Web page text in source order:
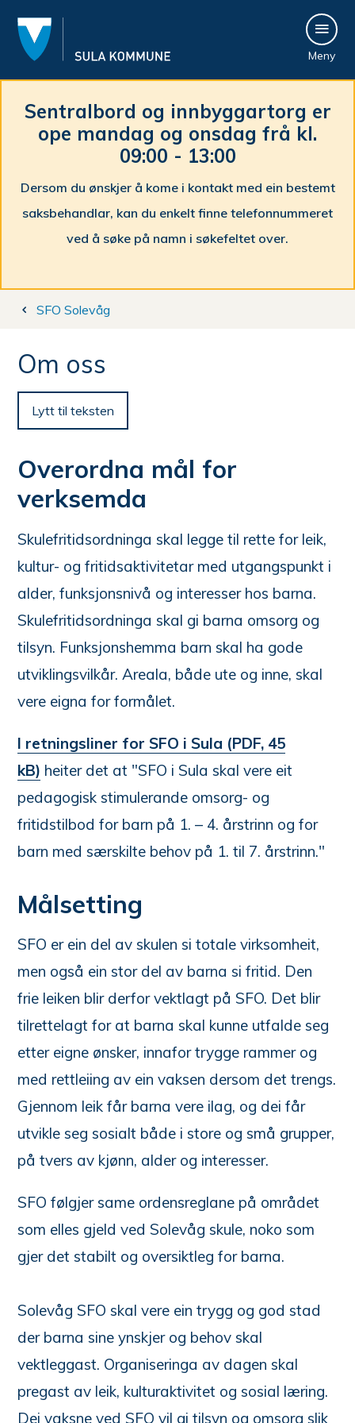
u
l
a
k
o
m
m
Meny
Sentralbord og innbyggartorg er
ope mandag og onsdag frå kl.
09:00 - 13:00
Dersom du ønskjer å kome i kontakt med ein bestemt
saksbehandlar, kan du enkelt finne telefonnummeret
ved å søke på namn i søkefeltet over.
Du
SFO Solevåg
Om oss
Lytt til teksten
Overordna mål for
verksemda
Skulefritidsordninga skal legge til rette for leik,
kultur- og fritidsaktivitetar med utgangspunkt i
alder, funksjonsnivå og interesser hos barna.
Skulefritidsordninga skal gi barna omsorg og
tilsyn. Funksjonshemma barn skal ha gode
utviklingsvilkår. Areala, både ute og inne, skal
vere eigna for formålet.
I retningsliner for SFO i Sula (PDF, 45
kB) heiter det at "SFO i Sula skal vere eit
pedagogisk stimulerande omsorg- og
fritidstilbod for barn på 1. – 4. årstrinn og for
barn med særskilte behov på 1. til 7. årstrinn."
Målsetting
SFO er ein del av skulen si totale virksomheit,
men også ein stor del av barna si fritid. Den
frie leiken blir derfor vektlagt på SFO. Det blir
tilrettelagt for at barna skal kunne utfalde seg
etter eigne ønsker, innafor trygge rammer og
med rettleiing av ein vaksen dersom det trengs.
Gjennom leik får barna vere ilag, og dei får
utvikle seg sosialt både i store og små grupper,
på tvers av kjønn, alder og interesser.
SFO følgjer same ordensreglane på området
som elles gjeld ved Solevåg skule, noko som
gjer det stabilt og oversiktleg for barna.
Solevåg SFO skal vere ein trygg og god stad
der barna sine ynskjer og behov skal
vektleggast. Organiseringa av dagen skal
pregast av leik, kulturaktivitet og sosial læring.
Dei vaksne ved SFO vil gi tilsyn og omsorg slik